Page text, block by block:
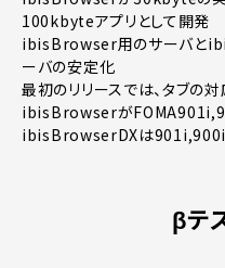
100kbyteアプリとして開発
ibisBrowser用のサーバと
ーバの安定化
最初のリリースでは、タブの
ibisBrowserが
ibisBrowserDXは901i,900i
βテ